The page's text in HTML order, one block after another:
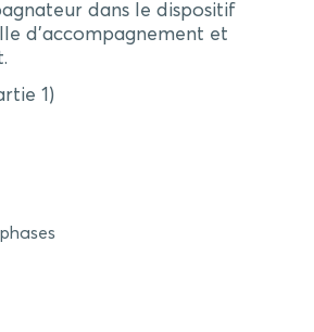
dans le dispositif
d’accompagnement et
1)